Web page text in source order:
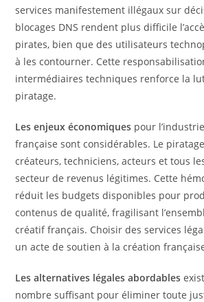
services manifestement illégaux sur
blocages DNS rendent plus difficile
pirates, bien que des utilisateurs
à les contourner. Cette
intermédiaires techniques renforce la
piratage.
Les enjeux économiques pour
française sont considérables. Le
créateurs, techniciens, acteurs et tous
secteur de revenus légitimes. Cette
réduit les budgets disponibles pour
contenus de qualité, fragilisant
créatif français. Choisir des services
un acte de soutien à la création
Les alternatives légales abordables
nombre suffisant pour éliminer toute